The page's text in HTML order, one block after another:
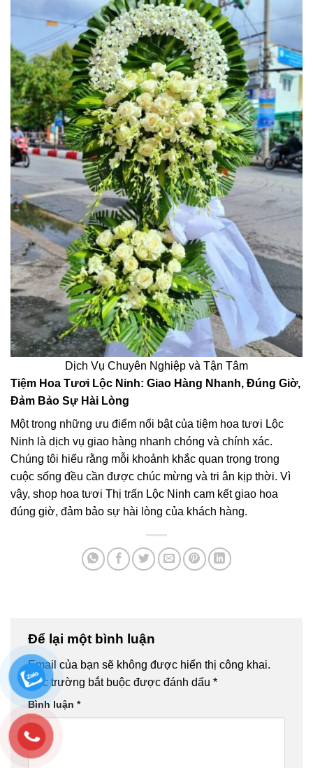
Dịch Vụ Chuyên Nghiệp và Tận Tâm
Tiệm Hoa Tươi Lộc Ninh: Giao Hàng Nhanh, Đúng Giờ,
Đảm Bảo Sự Hài Lòng
Một trong những ưu điểm nổi bật của tiệm hoa tươi Lộc
Ninh là dịch vụ giao hàng nhanh chóng và chính xác.
Chúng tôi hiểu rằng mỗi khoảnh khắc quan trọng trong
cuộc sống đều cần được chúc mừng và tri ân kịp thời. Vì
vậy, shop hoa tươi Thị trấn Lộc Ninh cam kết giao hoa
đúng giờ, đảm bảo sự hài lòng của khách hàng.
Để lại một bình luận
Email của bạn sẽ không được hiển thị công khai.
Các trường bắt buộc được đánh dấu *
Bình luận *